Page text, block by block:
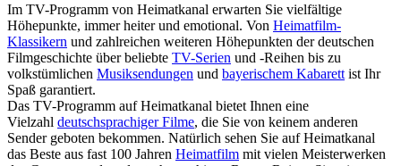
Im TV-Programm von Heimatkanal erwarten Sie vielfältige
Höhepunkte, immer heiter und emotional. Von Heimatfilm-
Klassikern und zahlreichen weiteren Höhepunkten der deutschen
Filmgeschichte über beliebte TV-Serien und -Reihen bis zu
volkstümlichen Musiksendungen und bayerischem Kabarett ist Ihr
Spaß garantiert.
Das TV-Programm auf Heimatkanal bietet Ihnen eine
Vielzahl deutschsprachiger Filme, die Sie von keinem anderen
Sender geboten bekommen. Natürlich sehen Sie auf Heimatkanal
das Beste aus fast 100 Jahren Heimatfilm mit vielen Meisterwerken